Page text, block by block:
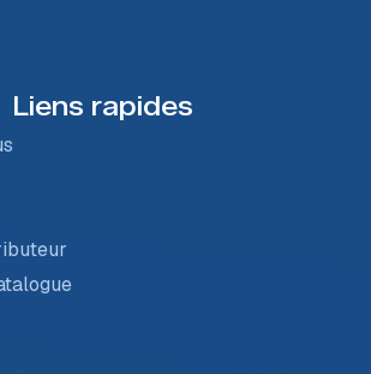
Liens rapides